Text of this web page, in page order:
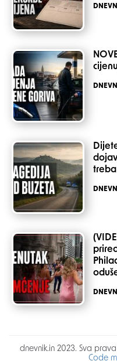
dnevnik.in 2023. Sva
Code